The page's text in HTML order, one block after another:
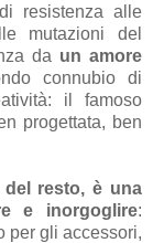
resistenza alle
mutazioni del
da un amore
connubio di
il famoso
progettata, ben
del resto, è una
e inorgoglire:
per gli accessori,